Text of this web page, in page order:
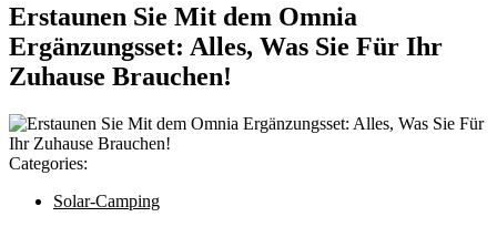
Erstaunen Sie Mit dem Omnia
Ergänzungsset: Alles, Was Sie Für Ihr
Zuhause Brauchen!
Categories:
Solar-Camping